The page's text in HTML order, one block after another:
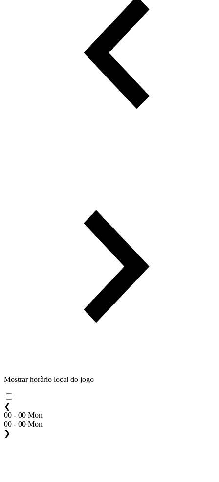
Mostrar horàrio local do jogo
❮
00 - 00 Mon
00 - 00 Mon
❯